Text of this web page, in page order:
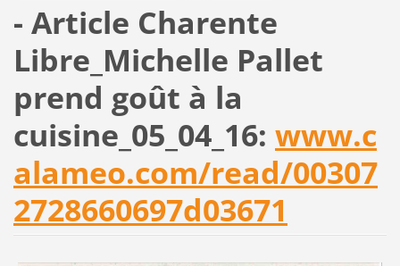
- Article Charente
Libre_Michelle Pallet
prend goût à la
cuisine_05_04_16: www.c
alameo.com/read/00307
2728660697d03671